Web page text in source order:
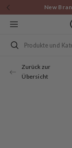
Zum
Inhalt
springen
New
Suchen
Zurück zur
Übersicht